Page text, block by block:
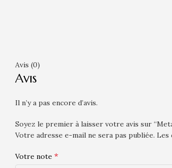
Avis (0)
Avis
Il n’y a pas encore d’avis.
Soyez le premier à laisser votre avis sur
Votre adresse e-mail ne sera pas publiée. Les
Votre note *